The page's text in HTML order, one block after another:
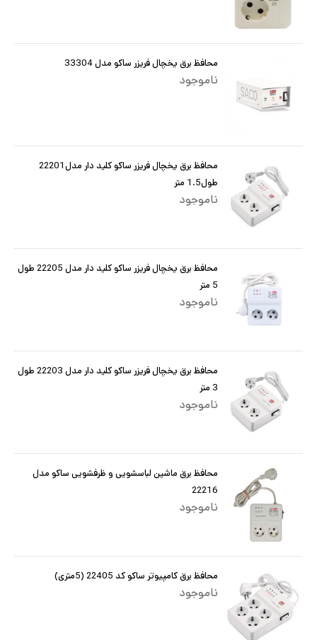
محافظ برق یخچال فریزر ساکو مدل 33304
ناموجود
محافظ برق یخچال فریزر ساکو کلید دار مدل22201
طول1.5 متر
ناموجود
محافظ برق یخچال فریزر ساکو کلید دار مدل 22205 طول
5 متر
ناموجود
محافظ برق یخچال فریزر ساکو کلید دار مدل 22203 طول
3 متر
ناموجود
محافظ برق ماشین لباسشویی و ظرفشویی ساکو مدل
22216
ناموجود
محافظ برق کامپیوتر ساکو کد 22405 (5متری)
ناموجود